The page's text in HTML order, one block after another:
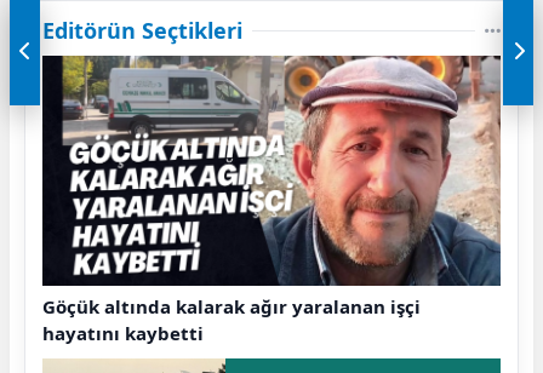
Editörün Seçtikleri
Göçük altında kalarak ağır yaralanan işçi
hayatını kaybetti